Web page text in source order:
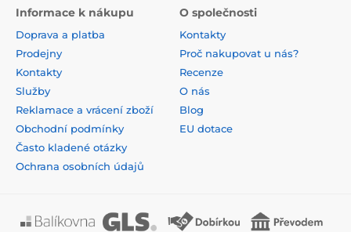
Informace k nákupu
Doprava a platba
Prodejny
Kontakty
Služby
Reklamace a vrácení zboží
Obchodní podmínky
Často kladené otázky
Ochrana osobních údajů
O společnosti
Kontakty
Proč nakupovat u nás?
Recenze
O nás
Blog
EU dotace